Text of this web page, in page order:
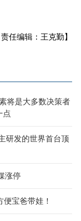
责任编辑：王克勤】
将是大多数决策者
点
研发的世界首台顶
涨停
便宝爸带娃！